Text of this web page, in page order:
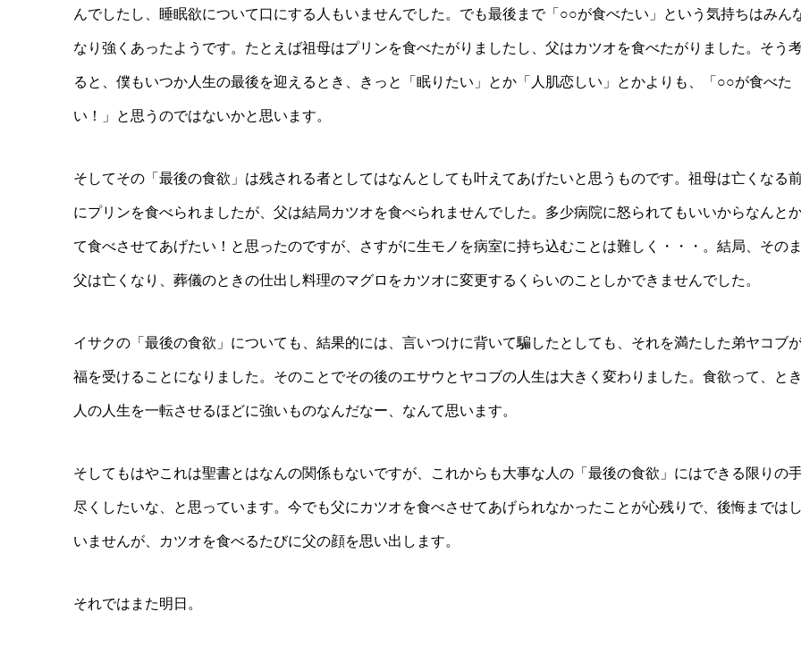
んでしたし、睡眠欲について口にする人もいませんでした。でも最後まで「○○が食べたい」という気持ちはみん
なり強くあったようです。たとえば祖母はプリンを食べたがりましたし、父はカツオを食べたがりました。そう考
ると、僕もいつか人生の最後を迎えるとき、きっと「眠りたい」とか「人肌恋しい」とかよりも、「○○が食べた
い！」と思うのではないかと思います。
そしてその「最後の食欲」は残される者としてはなんとしても叶えてあげたいと思うものです。祖母は亡くなる
にプリンを食べられましたが、父は結局カツオを食べられませんでした。多少病院に怒られてもいいからなんと
て食べさせてあげたい！と思ったのですが、さすがに生モノを病室に持ち込むことは難しく・・・。結局、その
父は亡くなり、葬儀のときの仕出し料理のマグロをカツオに変更するくらいのことしかできませんでした。
イサクの「最後の食欲」についても、結果的には、言いつけに背いて騙したとしても、それを満たした弟ヤコブ
福を受けることになりました。そのことでその後のエサウとヤコブの人生は大きく変わりました。食欲って、と
人の人生を一転させるほどに強いものなんだなー、なんて思います。
そしてもはやこれは聖書とはなんの関係もないですが、これからも大事な人の「最後の食欲」にはできる限りの
尽くしたいな、と思っています。今でも父にカツオを食べさせてあげられなかったことが心残りで、後悔までは
いませんが、カツオを食べるたびに父の顔を思い出します。
それではまた明日。